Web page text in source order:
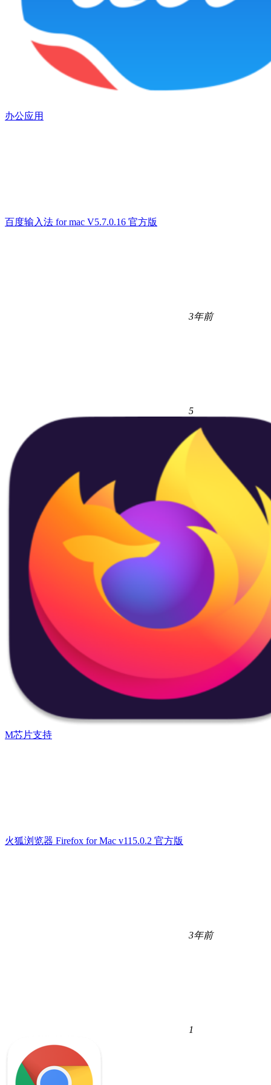
办公应用
百度输入法 for mac V5.7.0.16 官方版
3年前
5
M芯片支持
火狐浏览器 Firefox for Mac v115.0.2 官方版
3年前
1